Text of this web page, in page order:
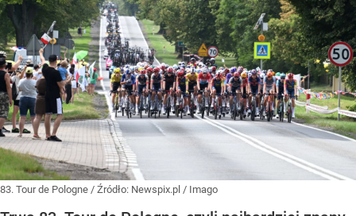
83. Tour de Pologne / Źródło: Newspix.pl / Imago